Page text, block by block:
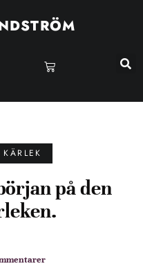
på den